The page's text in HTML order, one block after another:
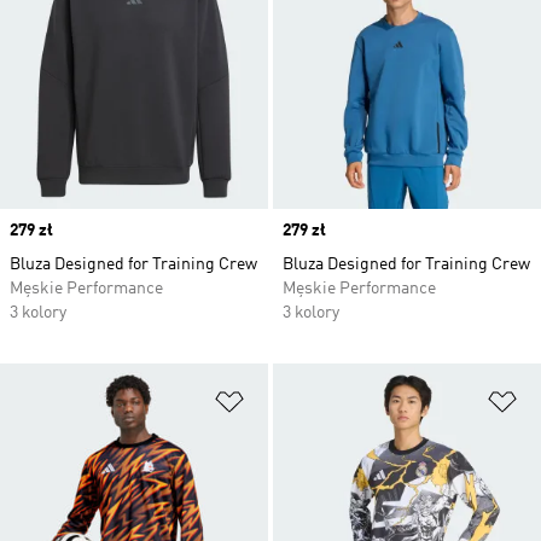
Price
279 zł
Bluza Designed for Training Crew
Męskie Performance
3 kolory
Price
279 zł
Bluza Designed for Training Crew
Męskie Performance
3 kolory
Dodaj do listy życzeń